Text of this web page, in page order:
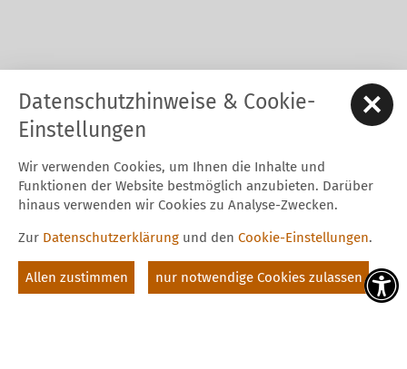
Tel.: 03544 - 594 0
Fax: 03544 - 2948
E-Mail:stadt@luckau.de
Start Karriere Kontakt Datenschutz
Impressum
Barrierefreiheitserklärung
Intern
Folgt uns auf
Datenschutzhinweise & Cookie-
Einstellungen
Wir verwenden Cookies, um Ihnen die Inhalte und
Funktionen der Website bestmöglich anzubieten. Darüber
hinaus verwenden wir Cookies zu Analyse-Zwecken.
Zur Datenschutzerklärung und den Cookie-Einstellungen.
Allen zustimmen nur notwendige Cookies zulassen